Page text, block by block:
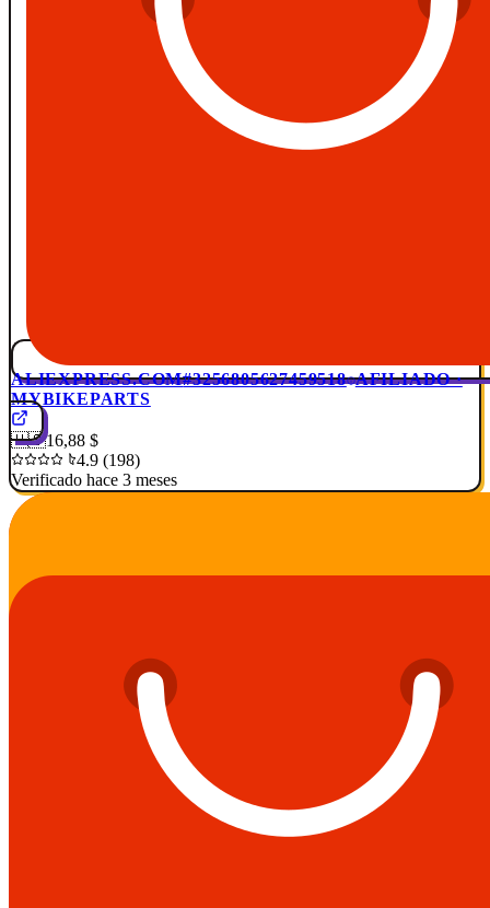
ALIEXPRESS.COM#3256805627459518 AFILIADO ·
MYBIKEPARTS
🇺🇸16,88 $
4.9 (198)
Verificado hace 3 meses